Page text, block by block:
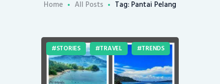
Home All Posts Tag: Pantai Pelang
STORIES TRAVEL TRENDS